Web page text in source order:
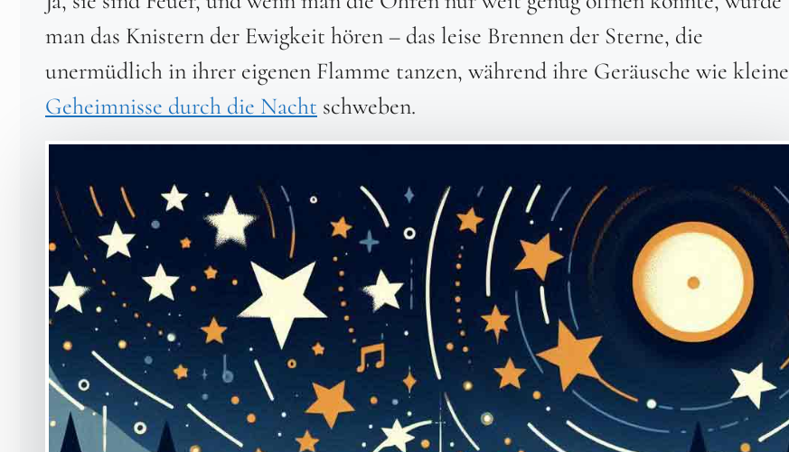
man das Knistern der Ewigkeit hören – das leise Brennen der Sterne, die
unermüdlich in ihrer eigenen Flamme tanzen, während ihre Geräusche wie kleine
Geheimnisse durch die Nacht schweben.